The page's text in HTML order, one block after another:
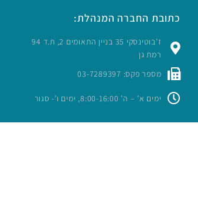
כתובת החברה המנהלת:
ז’בוטינסקי 35 בניין התאומים 2, ת.ד 94
רמת גן
מספר פקס: 03-7289397
ימים א’ – ה’ 8:00-16:00, ימים ו’- סגור